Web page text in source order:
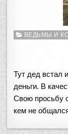
Опубликовано
ВЕДЬМЫ И
Тут дед встал
деньги. В
Свою просьбу
кем не